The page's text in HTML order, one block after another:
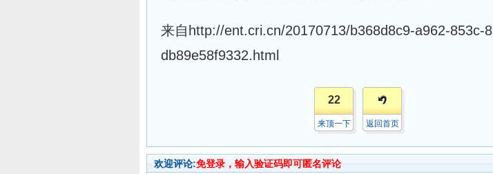
来自http://ent.cri.cn/20170713/b368d8c9-a962-853c-
db89e58f9332.html
22
来顶一下 返回首页
欢迎评论:免登录，输入验证码即可匿名评论